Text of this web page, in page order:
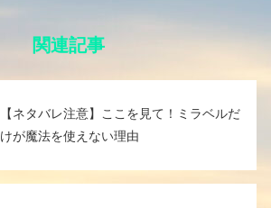
関連記事
【ネタバレ注意】ここを見て！ミラベルだ
けが魔法を使えない理由